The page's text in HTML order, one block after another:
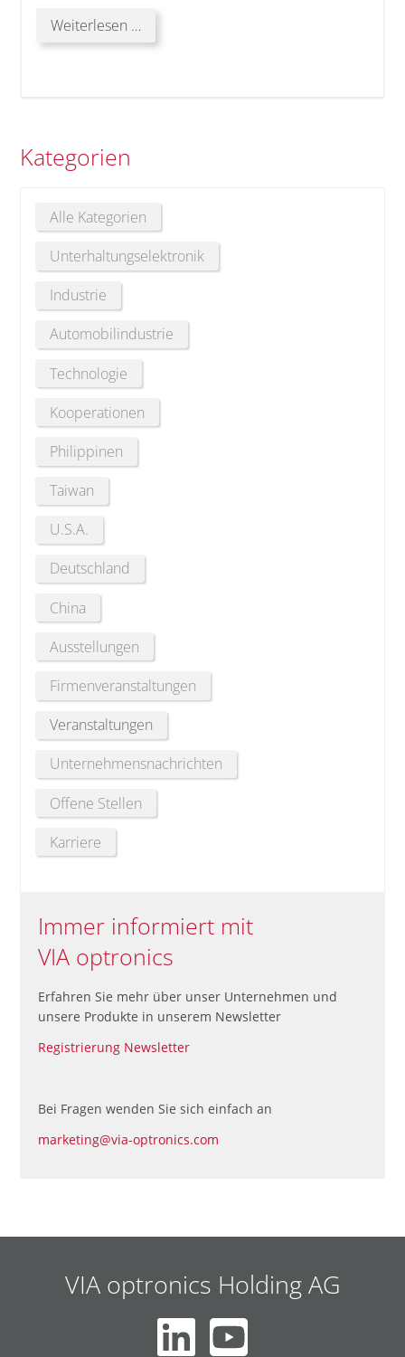
Weiterlesen …Display
Week
Kategorien
Alle Kategorien
Unterhaltungselektronik
Industrie
Automobilindustrie
Technologie
Kooperationen
Philippinen
Taiwan
U.S.A.
Deutschland
China
Ausstellungen
Firmenveranstaltungen
Veranstaltungen
Unternehmensnachrichten
Offene Stellen
Karriere
Immer informiert mit
VIA optronics
Erfahren Sie mehr über unser Unternehmen und
unsere Produkte in unserem Newsletter
Registrierung Newsletter
Bei Fragen wenden Sie sich einfach an
marketing@via-optronics.com
VIA optronics Holding AG